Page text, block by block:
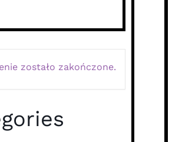
zostało zakończone.